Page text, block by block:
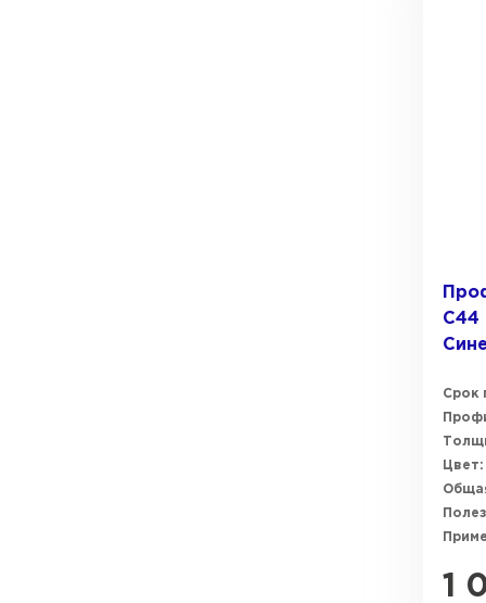
C44
Срок
Цвет:
1